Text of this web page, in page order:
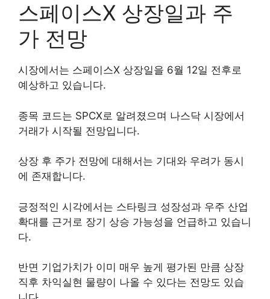
스페이스X 상장일과 주
가 전망
시장에서는 스페이스X 상장일을 6월 12일 전후로
예상하고 있습니다.
종목 코드는 SPCX로 알려졌으며 나스닥 시장에서
거래가 시작될 전망입니다.
상장 후 주가 전망에 대해서는 기대와 우려가 동시
에 존재합니다.
긍정적인 시각에서는 스타링크 성장성과 우주 산업
확대를 근거로 장기 상승 가능성을 언급하고 있습니
다.
반면 기업가치가 이미 매우 높게 평가된 만큼 상장
직후 차익실현 물량이 나올 수 있다는 전망도 있습